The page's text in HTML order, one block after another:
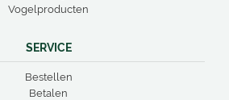
Vogelproducten
SERVICE
Bestellen
Betalen